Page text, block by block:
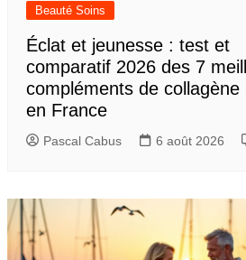
Beauté Soins
Éclat et jeunesse : test et
comparatif 2026 des 7
compléments de collagène
en France
Pascal Cabus 6 août 2026